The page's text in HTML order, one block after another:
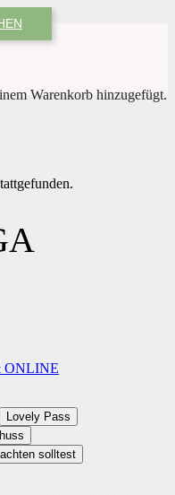
Warenkorb hinzugefügt.
ONLINE
Lovely Pass
solltest